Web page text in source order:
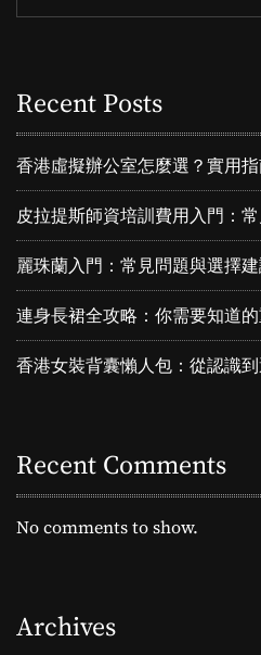
Recent Posts
香港虛擬辦公室怎麼選？實用
皮拉提斯師資培訓費用入門：
麗珠蘭入門：常見問題與選擇
連身長裙全攻略：你需要知道
香港女裝背囊懶人包：從認識
Recent Comments
No comments to show.
Archives